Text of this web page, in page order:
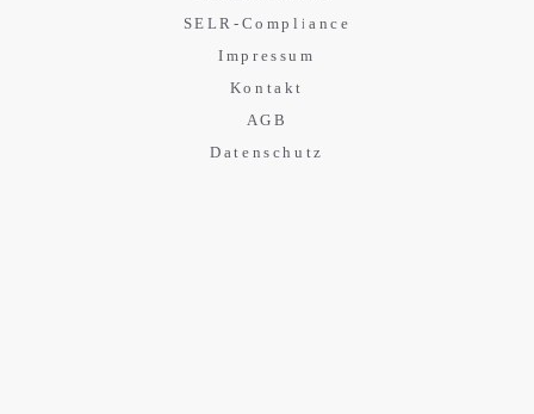
SELR-Compliance
Impressum
Kontakt
AGB
Datenschutz